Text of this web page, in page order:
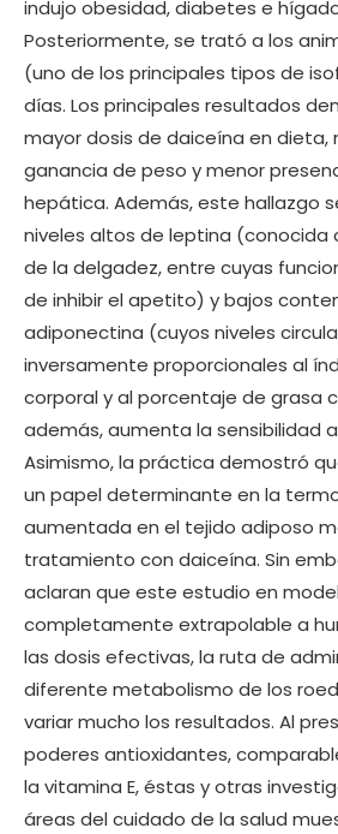
indujo obesidad, diabetes e
Posteriormente, se trató a los
(uno de los principales tipos de
días. Los principales resultados
mayor dosis de daiceína en dieta,
ganancia de peso y menor
hepática. Además, este hallazgo
niveles altos de leptina (conocida
de la delgadez, entre cuyas
de inhibir el apetito) y bajos
adiponectina (cuyos niveles
inversamente proporcionales al
corporal y al porcentaje de grasa
además, aumenta la sensibilidad
Asimismo, la práctica demostró
un papel determinante en la
aumentada en el tejido adiposo
tratamiento con daiceína. Sin
aclaran que este estudio en
completamente extrapolable a
las dosis efectivas, la ruta de
diferente metabolismo de los
variar mucho los resultados. Al
poderes antioxidantes,
la vitamina E, éstas y otras
áreas del cuidado de la salud